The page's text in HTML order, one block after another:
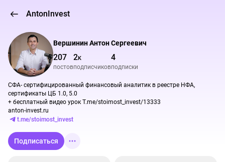
AntonInvest
Вершинин Антон Сергеевич
207
постов
2K
подписчиков
4
подписки
СФА- сертифицированный финансовый аналитик в реестре НФА,
сертификаты ЦБ 1.0, 5.0
+ бесплатный видео урок T.me/stoimost_invest/13333
anton-invest.ru
t.me/stoimost_invest
Подписаться